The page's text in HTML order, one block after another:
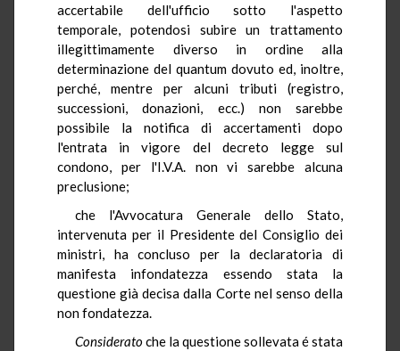
accertabile dell'ufficio sotto l'aspetto
temporale, potendosi subire un trattamento
illegittimamente diverso in ordine alla
determinazione del quantum dovuto ed, inoltre,
perché, mentre per alcuni tributi (registro,
successioni, donazioni, ecc.) non sarebbe
possibile la notifica di accertamenti dopo
l'entrata in vigore del decreto legge sul
condono, per l'I.V.A. non vi sarebbe alcuna
preclusione;
che l'Avvocatura Generale dello Stato,
intervenuta per il Presidente del Consiglio dei
ministri, ha concluso per la declaratoria di
manifesta infondatezza essendo stata la
questione già decisa dalla Corte nel senso della
non fondatezza.
Consideratoche la questione sollevata é stata